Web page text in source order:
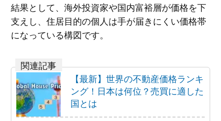
結果として、海外投資家や国内富裕層が価格を下
支えし、住居目的の個人は手が届きにくい価格帯
になっている構図です。
【最新】世界の不動産価格ランキ
ング！日本は何位？売買に適した
国とは